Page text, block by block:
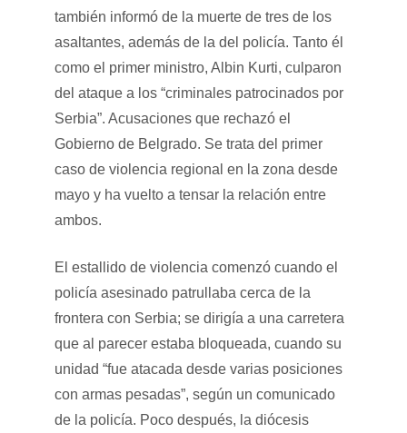
también informó de la muerte de tres de los
asaltantes, además de la del policía. Tanto él
como el primer ministro, Albin Kurti, culparon
del ataque a los “criminales patrocinados por
Serbia”. Acusaciones que rechazó el
Gobierno de Belgrado. Se trata del primer
caso de violencia regional en la zona desde
mayo y ha vuelto a tensar la relación entre
ambos.
El estallido de violencia comenzó cuando el
policía asesinado patrullaba cerca de la
frontera con Serbia; se dirigía a una carretera
que al parecer estaba bloqueada, cuando su
unidad “fue atacada desde varias posiciones
con armas pesadas”, según un comunicado
de la policía. Poco después, la diócesis